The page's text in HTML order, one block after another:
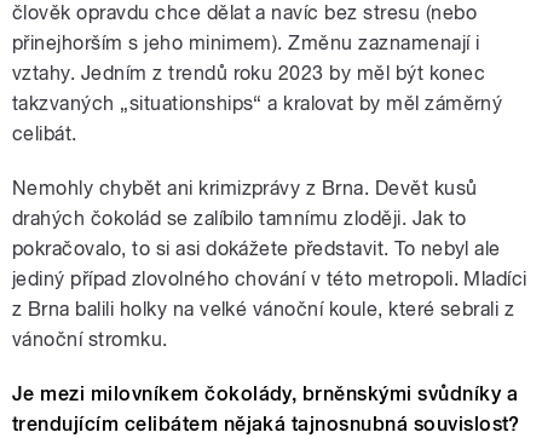
člověk opravdu chce dělat a navíc bez stresu (nebo
přinejhorším s jeho minimem). Změnu zaznamenají i
vztahy. Jedním z trendů roku 2023 by měl být konec
takzvaných „situationships“ a kralovat by měl záměrný
celibát.
Nemohly chybět ani krimizprávy z Brna. Devět kusů
drahých čokolád se zalíbilo tamnímu zloději. Jak to
pokračovalo, to si asi dokážete představit. To nebyl ale
jediný případ zlovolného chování v této metropoli. Mladíci
z Brna balili holky na velké vánoční koule, které sebrali z
vánoční stromku.
Je mezi milovníkem čokolády, brněnskými svůdníky a
trendujícím celibátem nějaká tajnosnubná souvislost?